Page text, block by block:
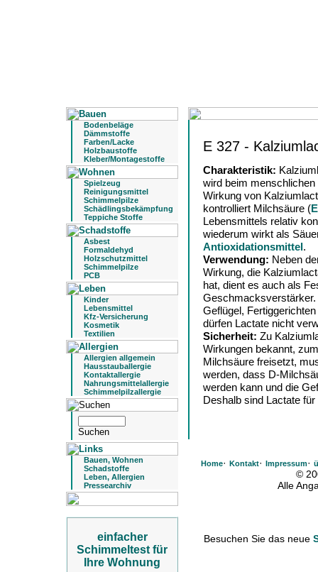
Bodenbeläge
Dämmstoffe
Farben/Lacke
Holzbaustoffe
Kleber/Montagestoffe
Spielzeug
Reinigungsmittel
Schimmelpilze
Schädlingsbekämpfung
Teppiche Stoffe
Asbest
Formaldehyd
Holzschutzmittel
Schimmelpilze
PCB
Kinder
Lebensmittel
Kfz-Versicherung
Kosmetik
Textilien
Allergien allgemein
Hausstauballergie
Kontaktallergie
Nahrungsmittelallergie
Schimmelpilzallergie
Bauen, Wohnen
Schadstoffe
Leben, Allergien
Pressearchiv
einfacher
Schimmeltest für
Ihre Wohnung
E 327 -
Charakteristik:
wird beim
Wirkung von
kontrolliert Milchsäure (
Lebensmittels relativ
wiederum wirkt als
Antioxidationsmittel.
Verwendung: Neben
Wirkung, die
hat, dient es auch als
Geflügel,
dürfen Lactate nicht
Sicherheit: Zu
Wirkungen bekannt,
Milchsäure freisetzt,
werden, dass D-
werden kann und die
Deshalb sind Lactate
Home· Kontakt· Impressum·
©
Alle
Besuchen Sie das neue